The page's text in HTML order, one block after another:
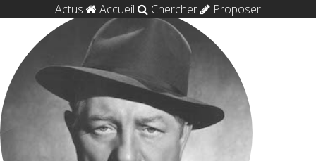
Actus Accueil Chercher Proposer